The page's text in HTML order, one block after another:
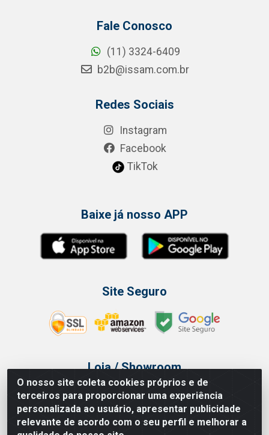
O nosso site coleta cookies próprios e de
terceiros para proporcionar uma experiência
personalizada ao usuário, apresentar publicidade
relevante de acordo com o seu perfil e melhorar a
Fale Conosco
(11) 3324-6409
b2b@issam.com.br
Redes Sociais
Instagram
Facebook
TikTok
Baixe já nosso APP
Site Seguro
Loja / Showroom
Tel.: (11) 3314 6400
Av Vautier, 468 - Pari - São Paulo/SP